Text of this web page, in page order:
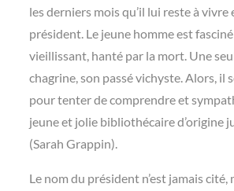
les derniers mois qu’il lui reste à vivre
président. Le jeune homme est
vieillissant, hanté par la mort. Une
chagrine, son passé vichyste. Alors, il
pour tenter de comprendre et
jeune et jolie bibliothécaire d’origine
(Sarah Grappin).
Le nom du président n’est jamais cité,